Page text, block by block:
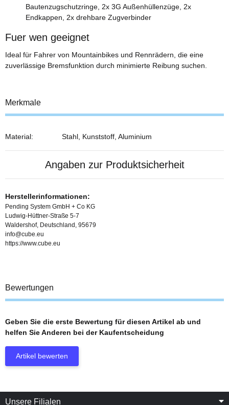
Bautenzugschutzringe, 2x 3G Außenhüllenzüge, 2x
Endkappen, 2x drehbare Zugverbinder
Fuer wen geeignet
Ideal für Fahrer von Mountainbikes und Rennrädern, die eine
zuverlässige Bremsfunktion durch minimierte Reibung suchen.
Merkmale
Material: Stahl, Kunststoff, Aluminium
Angaben zur Produktsicherheit
Herstellerinformationen:
Pending System GmbH + Co KG
Ludwig-Hüttner-Straße 5-7
Waldershof, Deutschland, 95679
info@cube.eu
https://www.cube.eu
Bewertungen
Geben Sie die erste Bewertung für diesen Artikel ab und
helfen Sie Anderen bei der Kaufentscheidung
Artikel bewerten
Unsere Filialen